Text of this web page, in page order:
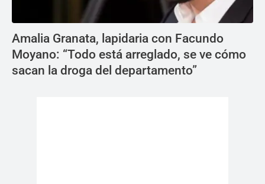
Amalia Granata, lapidaria con Facundo
Moyano: “Todo está arreglado, se ve cómo
sacan la droga del departamento”